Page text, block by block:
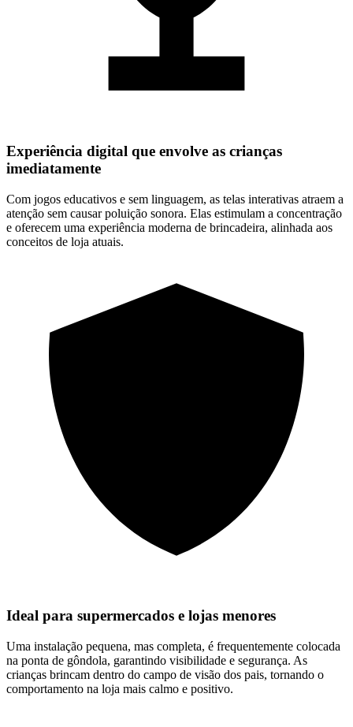
Experiência digital que envolve as crianças
imediatamente
Com jogos educativos e sem linguagem, as telas interativas atraem a
atenção sem causar poluição sonora. Elas estimulam a concentração
e oferecem uma experiência moderna de brincadeira, alinhada aos
conceitos de loja atuais.
Ideal para supermercados e lojas menores
Uma instalação pequena, mas completa, é frequentemente colocada
na ponta de gôndola, garantindo visibilidade e segurança. As
crianças brincam dentro do campo de visão dos pais, tornando o
comportamento na loja mais calmo e positivo.